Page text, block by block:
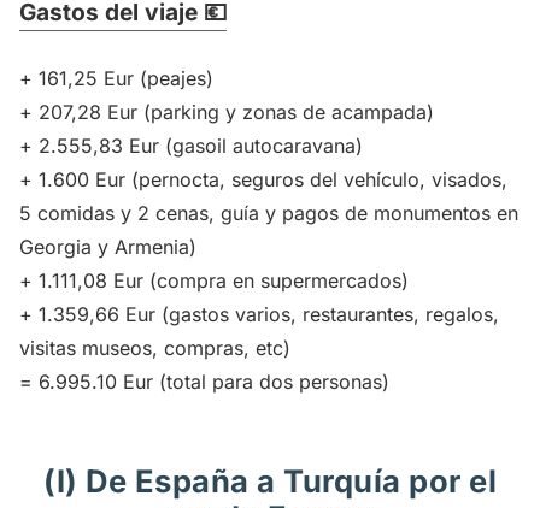
Gastos del viaje 💶
+ 161,25 Eur (peajes)
+ 207,28 Eur (parking y zonas de acampada)
+ 2.555,83 Eur (gasoil autocaravana)
+ 1.600 Eur (pernocta, seguros del vehículo, visados,
5 comidas y 2 cenas, guía y pagos de monumentos en
Georgia y Armenia)
+ 1.111,08 Eur (compra en supermercados)
+ 1.359,66 Eur (gastos varios, restaurantes, regalos,
visitas museos, compras, etc)
= 6.995.10 Eur (total para dos personas)
(I) De España a Turquía por el